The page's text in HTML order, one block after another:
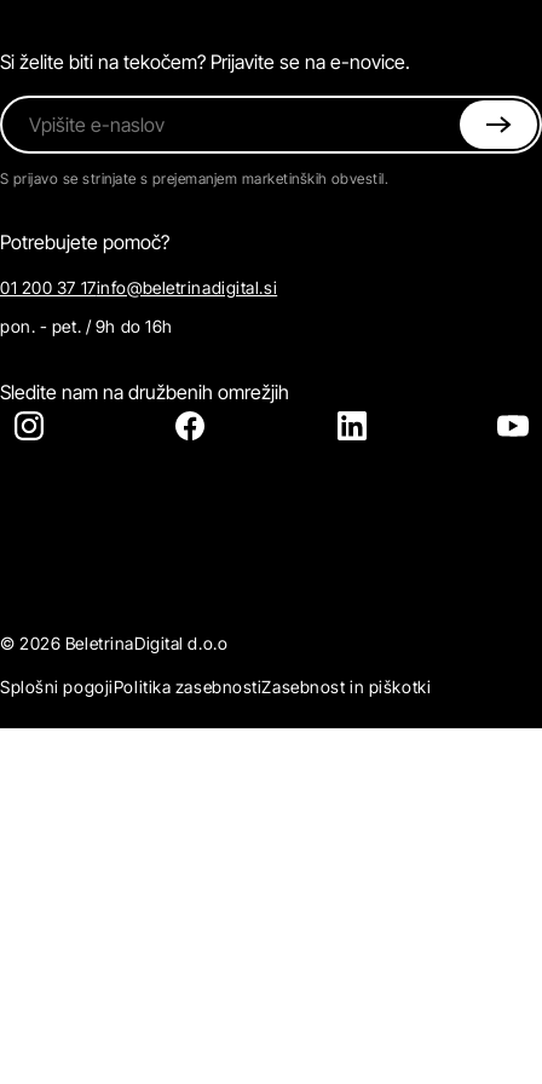
Kontaktirajte nas
Si želite biti na tekočem? Prijavite se na e-novice.
Vpišite e-naslov
S prijavo se strinjate s prejemanjem marketinških obvestil.
Potrebujete pomoč?
01 200 37 17info@beletrinadigital.si
pon. - pet. / 9h do 16h
Sledite nam na družbenih omrežjih
© 2026 BeletrinaDigital d.o.o
Splošni pogojiPolitika zasebnostiZasebnost in piškotki